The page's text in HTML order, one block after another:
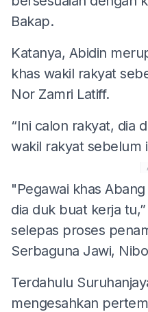
Bakap.
Katanya, Abidin
khas wakil rakyat
Nor Zamri Latiff.
“Ini calon rakyat, dia
wakil rakyat sebelum
"Pegawai khas
dia duk buat kerja
selepas proses
Serbaguna Jawi,
Terdahulu
mengesahkan